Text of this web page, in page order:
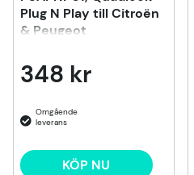
Plug N Play till Citroën
& Peugeot
348 kr
KÖP NU